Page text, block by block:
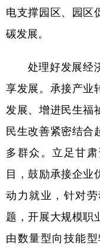
电支撑园区、园区
碳发展。
处理好发展经济
享发展。承接产业
发展、增进民生福
民生改善紧密结合
多群众。立足甘
目，鼓励承接企业
动力就业，针对
题，开展大规模职
由数量型向技能